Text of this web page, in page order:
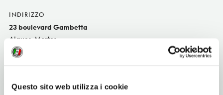
Questo sito web utilizza i cookie
INDIRIZZO
23 boulevard Gambetta
Aigues-Mortes
SITO WEB
TELEFONO